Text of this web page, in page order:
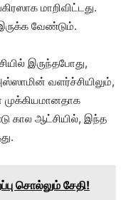
மாறிவிட்டது.
வேண்டும்.
இருந்தபோது,
வளர்ச்சியிலும்,
முக்கியமானதாக
கால ஆட்சியில், இந்த
சொல்லும் சேதி!